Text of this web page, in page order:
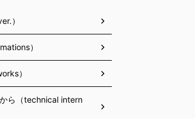
）
）
）
ら（technical intern